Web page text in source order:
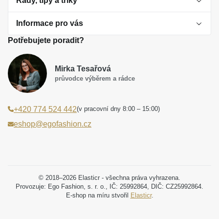
O perlách
Jak vybrat perlový šperk
Dárková inspirace
Smaltované a korálkové šperky jako trend
Laboratorní diamanty jsou budoucnost
Jak správně pečovat o šperky
Informace pro vás
Obchodní podmínky
Reklamační řád
Poučení o právu na odstoupení od smlouvy
Podmínky slev a akčních nabídek
Projekt registrace ochranné známky
Potřebujete poradit?
Mirka Tesařová
průvodce výběrem a rádce
+420 774 524 442(v pracovní dny 8:00 – 15:00)
eshop@egofashion.cz
© 2018–2026 Elasticr - všechna práva vyhrazena.
Provozuje: Ego Fashion, s. r. o., IČ: 25992864, DIČ: CZ25992864.
E-shop na míru stvořil
Elasticr.